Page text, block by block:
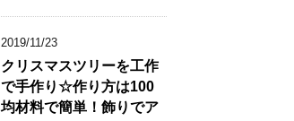
2019/11/23
クリスマスツリーを工作
で手作り☆作り方は100
均材料で簡単！飾りでア